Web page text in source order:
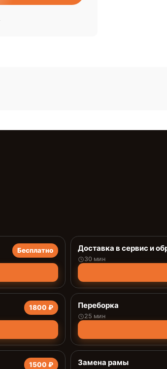
Бесплатно Доставка в сервис и
30 мин
1800 ₽ Переборка
25 мин
1500 ₽ Замена рамы